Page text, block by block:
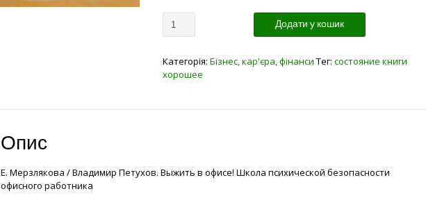
Кількість Додати у кошик
Категорія: Бізнес, кар'єра, фінанси Тег: состояние книги
хорошее
Опис
Е. Мерзлякова / Владимир Петухов. Выжить в офисе! Школа психической безопасности
офисного работника